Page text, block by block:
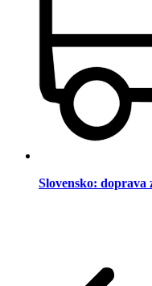
Slovensko: doprava